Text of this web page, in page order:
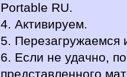
Portable RU.
4. Активируем.
5. Перезагружаемся
6. Если не удачно,
представленного